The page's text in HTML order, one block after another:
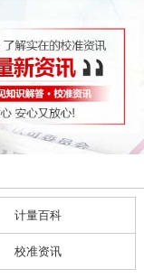
计量百科
校准资讯